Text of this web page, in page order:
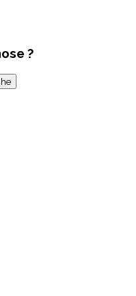
?